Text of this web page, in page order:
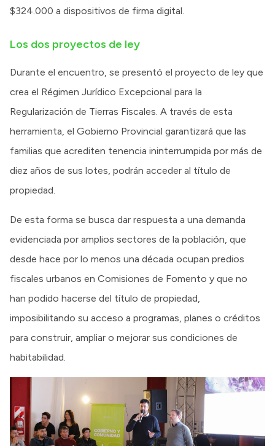
$324.000 a dispositivos de firma digital.
Los dos proyectos de ley
Durante el encuentro, se presentó el proyecto de ley que
crea el Régimen Jurídico Excepcional para la
Regularización de Tierras Fiscales. A través de esta
herramienta, el Gobierno Provincial garantizará que las
familias que acrediten tenencia ininterrumpida por más de
diez años de sus lotes, podrán acceder al título de
propiedad.
De esta forma se busca dar respuesta a una demanda
evidenciada por amplios sectores de la población, que
desde hace por lo menos una década ocupan predios
fiscales urbanos en Comisiones de Fomento y que no
han podido hacerse del título de propiedad,
imposibilitando su acceso a programas, planes o créditos
para construir, ampliar o mejorar sus condiciones de
habitabilidad.